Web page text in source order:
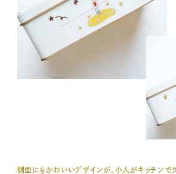
側面にもかわいいデザインが。小人がキッチンでク